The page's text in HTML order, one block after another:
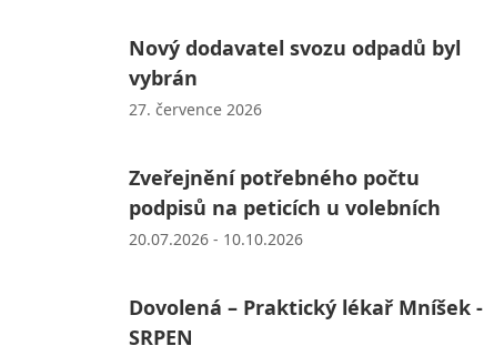
Nový dodavatel svozu odpadů byl
vybrán
27. července 2026
Zveřejnění potřebného počtu
podpisů na peticích u volebních
20.07.2026 - 10.10.2026
Dovolená – Praktický lékař Mníšek -
SRPEN